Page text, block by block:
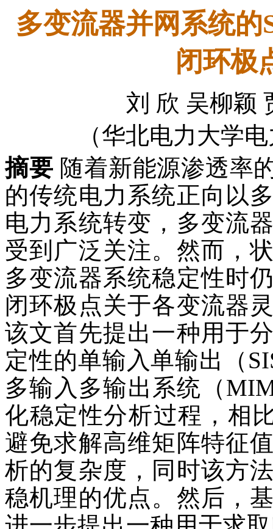
多变流器并网系统
闭环极
刘 欣 吴柳颖
（华北电力大学
摘要 随着新能源渗透率
的传统电力系统正向以
电力系统转变，多变流
受到广泛关注。然而，
多变流器系统稳定性时
闭环极点关于各变流器
该文首先提出一种用于
定性的单输入单输出（
多输入多输出系统（
化稳定性分析过程，相
避免求解高维矩阵特征
析的复杂度，同时该方
稳机理的优点。然后，